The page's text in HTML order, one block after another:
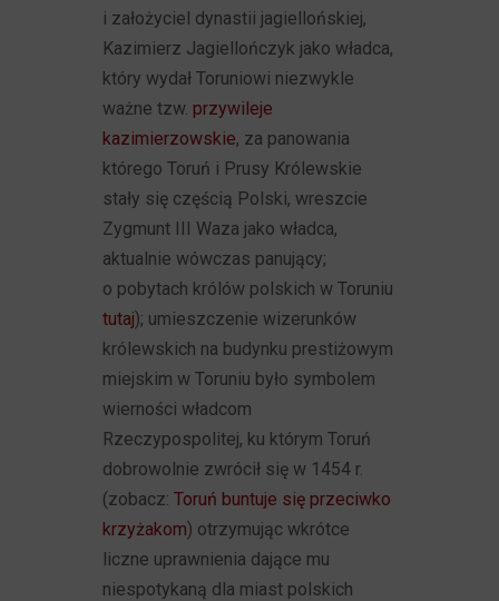
i założyciel dynastii jagiellońskiej,
Kazimierz Jagiellończyk jako władca,
który wydał Toruniowi niezwykle
ważne tzw. przywileje
kazimierzowskie, za panowania
którego Toruń i Prusy Królewskie
stały się częścią Polski, wreszcie
Zygmunt III Waza jako władca,
aktualnie wówczas panujący;
o pobytach królów polskich w Toruniu
tutaj); umieszczenie wizerunków
królewskich na budynku prestiżowym
miejskim w Toruniu było symbolem
wierności władcom
Rzeczypospolitej, ku którym Toruń
dobrowolnie zwrócił się w 1454 r.
(zobacz:Toruń buntuje się przeciwko
krzyżakom) otrzymując wkrótce
liczne uprawnienia dające mu
niespotykaną dla miast polskich